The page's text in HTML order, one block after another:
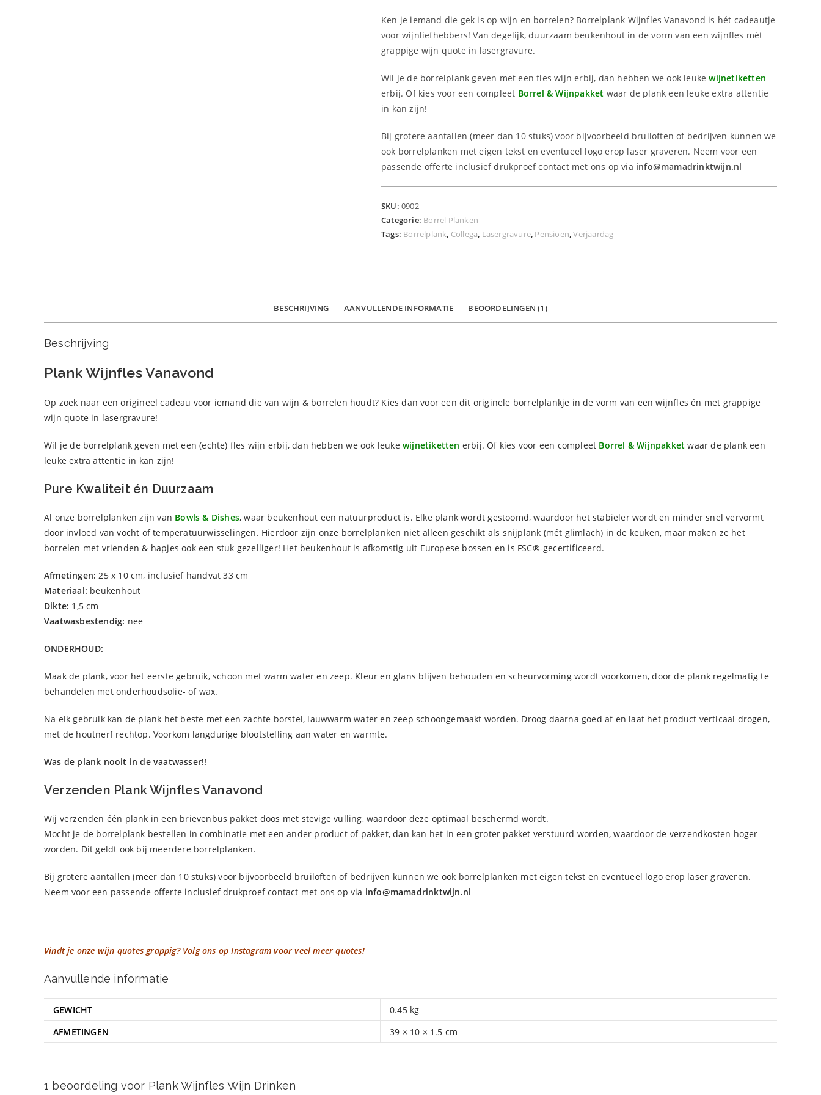
Ken je iemand die gek is op wijn en borrelen? Borrelplank Wijnfles Vanavond is hét cadeautje
voor wijnliefhebbers! Van degelijk, duurzaam beukenhout in de vorm van een wijnfles mét
grappige wijn quote in lasergravure.
Wil je de borrelplank geven met een fles wijn erbij, dan hebben we ook leuke wijnetiketten
erbij. Of kies voor een compleet Borrel & Wijnpakket waar de plank een leuke extra attentie
in kan zijn!
Bij grotere aantallen (meer dan 10 stuks) voor bijvoorbeeld bruiloften of bedrijven kunnen we
ook borrelplanken met eigen tekst en eventueel logo erop laser graveren. Neem voor een
passende offerte inclusief drukproef contact met ons op via info@mamadrinktwijn.nl
SKU: 0902
Categorie: Borrel Planken
Tags: Borrelplank, Collega, Lasergravure, Pensioen,Verjaardag
BESCHRIJVING AANVULLENDE INFORMATIE BEOORDELINGEN (1)
Beschrijving
Plank Wijnfles Vanavond
Op zoek naar een origineel cadeau voor iemand die van wijn & borrelen houdt? Kies dan voor een dit originele borrelplankje in de vorm van een wijnfles én met grappige
wijn quote in lasergravure!
Wil je de borrelplank geven met een (echte) fles wijn erbij, dan hebben we ook leukewijnetiketten erbij. Of kies voor een compleet Borrel & Wijnpakket waar de plank een
leuke extra attentie in kan zijn!
Pure Kwaliteit én Duurzaam
Al onze borrelplanken zijn van Bowls & Dishes, waar beukenhout een natuurproduct is. Elke plank wordt gestoomd, waardoor het stabieler wordt en minder snel vervormt
door invloed van vocht of temperatuurwisselingen. Hierdoor zijn onze borrelplanken niet alleen geschikt als snijplank (mét glimlach) in de keuken, maar maken ze het
borrelen met vrienden & hapjes ook een stuk gezelliger! Het beukenhout is afkomstig uit Europese bossen en is FSC®-gecertificeerd.
Afmetingen: 25 x 10 cm, inclusief handvat 33 cm
Materiaal: beukenhout
Dikte: 1,5 cm
Vaatwasbestendig: nee
ONDERHOUD:
Maak de plank, voor het eerste gebruik, schoon met warm water en zeep. Kleur en glans blijven behouden en scheurvorming wordt voorkomen, door de plank regelmatig te
behandelen met onderhoudsolie- of wax.
Na elk gebruik kan de plank het beste met een zachte borstel, lauwwarm water en zeep schoongemaakt worden. Droog daarna goed af en laat het product verticaal drogen,
met de houtnerf rechtop. Voorkom langdurige blootstelling aan water en warmte.
Was de plank nooit in de vaatwasser!!
Verzenden Plank Wijnfles Vanavond
Wij verzenden één plank in een brievenbus pakket doos met stevige vulling, waardoor deze optimaal beschermd wordt.
Mocht je de borrelplank bestellen in combinatie met een ander product of pakket, dan kan het in een groter pakket verstuurd worden, waardoor de verzendkosten hoger
worden. Dit geldt ook bij meerdere borrelplanken.
Bij grotere aantallen (meer dan 10 stuks) voor bijvoorbeeld bruiloften of bedrijven kunnen we ook borrelplanken met eigen tekst en eventueel logo erop laser graveren.
Neem voor een passende offerte inclusief drukproef contact met ons op via info@mamadrinktwijn.nl
Vindt je onze wijn quotes grappig? Volg ons op Instagram voor veel meer quotes!
Aanvullende informatie
GEWICHT
0.45 kg
AFMETINGEN
39 × 10 × 1.5 cm
1 beoordeling voor Plank Wijnfles Wijn Drinken